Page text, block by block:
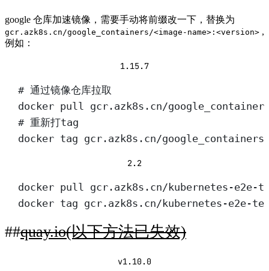
google 仓库加速镜像，需要手动将前缀改一下，替换为
gcr.azk8s.cn/google_containers/<image-name>:<version> ,
例如：
1.15.7
# 通过镜像仓库拉取
docker pull gcr.azk8s.cn/
# 重新打tag
docker tag gcr.azk8s.cn/
2.2
docker pull gcr.azk8s.cn/kubernetes-e2e-
docker tag gcr.azk8s.cn/kubernetes-e2e-
quay.io(以下方法已失效)
v1.10.0